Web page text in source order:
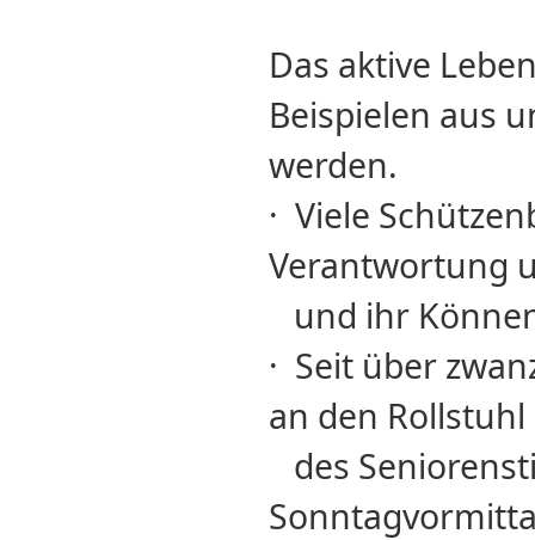
Das aktive
Beispielen aus
werden.
· Viele
Verantwortung
und ihr
· Seit über
an den
des